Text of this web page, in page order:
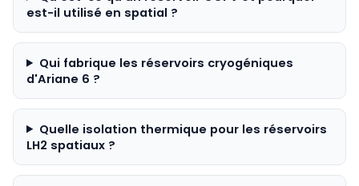
est-il utilisé en spatial ?
Qui fabrique les réservoirs cryogéniques
d'Ariane 6 ?
Quelle isolation thermique pour les réservoirs
LH2 spatiaux ?